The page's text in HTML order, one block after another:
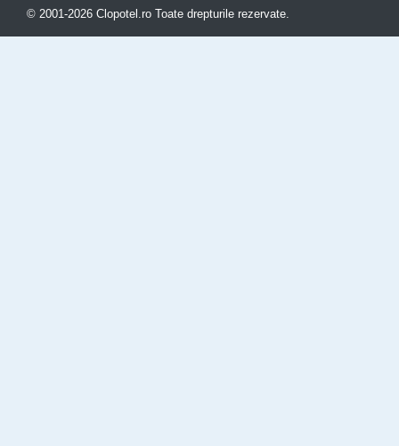
© 2001-2026 Clopotel.ro Toate drepturile rezervate.